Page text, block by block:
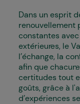
Dans un esprit
renouvellement
constantes
extérieur·es, le
l’échange, la
afin que
certitudes tout
goûts, grâce à
d’expériences